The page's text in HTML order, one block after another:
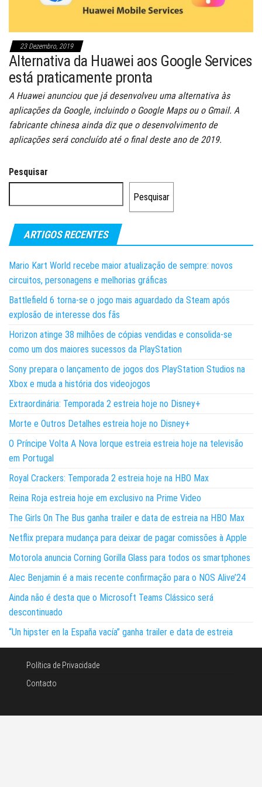
23 Dezembro, 2019
Alternativa da Huawei aos Google Services
está praticamente pronta
A Huawei anunciou que já desenvolveu uma alternativa às
aplicações da Google, incluindo o Google Maps ou o Gmail. A
fabricante chinesa ainda diz que o desenvolvimento de
aplicações será concluído até o final deste ano de 2019.
Pesquisar
Pesquisar
ARTIGOS RECENTES
Mario Kart World recebe maior atualização de sempre: novos
circuitos, personagens e melhorias gráficas
Battlefield 6 torna-se o jogo mais aguardado da Steam após
explosão de interesse dos fãs
Horizon atinge 38 milhões de cópias vendidas e consolida-se
como um dos maiores sucessos da PlayStation
Sony prepara o lançamento de jogos dos PlayStation Studios na
Xbox e muda a história dos videojogos
Extraordinária: Temporada 2 estreia hoje no Disney+
Morte e Outros Detalhes estreia hoje no Disney+
O Príncipe Volta A Nova Iorque estreia estreia hoje na televisão
em Portugal
Royal Crackers: Temporada 2 estreia hoje na HBO Max
Reina Roja estreia hoje em exclusivo na Prime Video
The Girls On The Bus ganha trailer e data de estreia na HBO Max
Netflix prepara mudança para deixar de pagar comissões à Apple
Motorola anuncia Corning Gorilla Glass para todos os smartphones
Alec Benjamin é a mais recente confirmação para o NOS Alive’24
Ainda não é desta que o Microsoft Teams Clássico será
descontinuado
“Un hipster en la España vacía” ganha trailer e data de estreia
Política de Privacidade
Contacto